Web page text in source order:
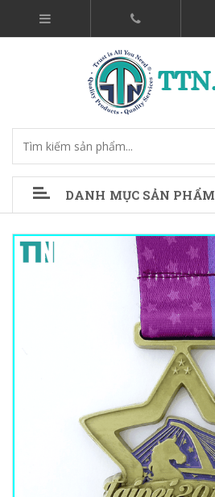
DANH MỤC SẢN PHẨM